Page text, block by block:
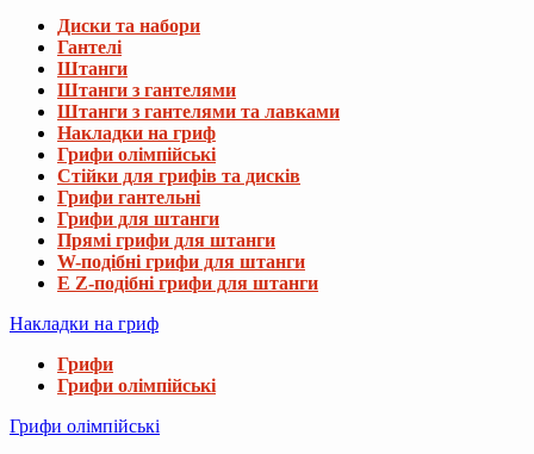
Диски та набори
Гантелі
Штанги
Штанги з гантелями
Штанги з гантелями та лавками
Накладки на гриф
Грифи олімпійські
Стійки для грифів та дисків
Грифи гантельні
Грифи для штанги
Прямі грифи для штанги
W-подібні грифи для штанги
E Z-подібні грифи для штанги
Накладки на гриф
Грифи
Грифи олімпійські
Грифи олімпійські